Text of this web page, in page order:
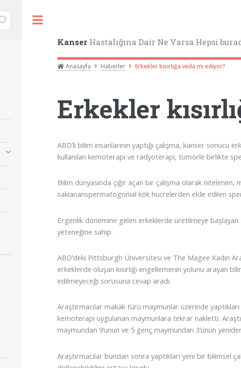
Kanser Hastalığına Dair Ne Varsa Hepsi
Anasayfa Haberler Erkekler kısırlığa veda mı ediyor?
Erkekler
ABD’li bilim insanlarının yaptığı çalışma, kanser sonucu
kullanılan kemoterapi ve radyoterapi, tümörle birlikte
Bilim dünyasında çığır açan bir çalışma olarak
saklananspermatogonial kök hücrelerden elde edilen
Ergenlik dönemine gelen erkeklerde üretilmeye
yeteneğine sahip.
ABD’deki Pittsburgh Üniversitesi ve The Magee Kadın
erkeklerde oluşan kısırlığı engellemenin yolunu arayan
edilmeyeceği sorusuna cevap aradı.
Araştırmacılar makak türü maymunlar üzerinde
kemoterapi uygulanan maymunlara tekrar nakletti.
maymundan 9’unun ve 5 genç maymundan 3’ünün
Araştırmacılar bundan sonra yaptıkları yeni bir bilimsel